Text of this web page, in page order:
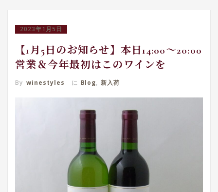
2023年1月5日
【1月5日のお知らせ】本日14:00～20:00
営業＆今年最初はこのワインを
By winestyles に Blog, 新入荷